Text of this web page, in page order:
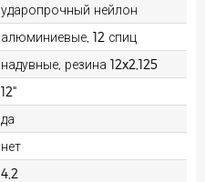
ударопрочный нейлон
алюминиевые, 12 спиц
надувные, резина 12x2,125
12"
да
нет
4,2